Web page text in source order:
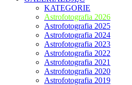
KATEGORIE
Astrofotografia 2026
Astrofotografia 2025
Astrofotografia 2024
Astrofotografia 2023
Astrofotografia 2022
Astrofotografia 2021
Astrofotografia 2020
Astrofotografia 2019